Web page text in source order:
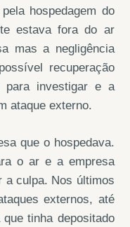
hospedagem do
estava fora do ar
mas a negligência
recuperação
para investigar e a
ataque externo.
que o hospedava.
o ar e a empresa
a culpa. Nos últimos
externos, até
tinha depositado